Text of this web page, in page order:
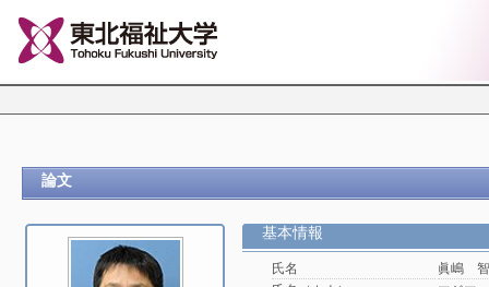
論文
基本情報
氏名
眞嶋